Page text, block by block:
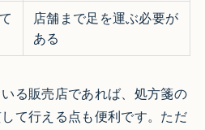
店舗まで足を運ぶ必要が
ある
る販売店であれば、処方箋の
て行える点も便利です。ただ